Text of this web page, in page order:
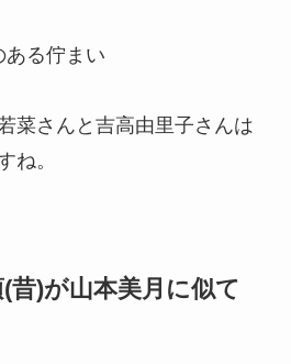
ある佇まい
菜さんと吉高由里子さんは
ね。
昔)が山本美月に似て